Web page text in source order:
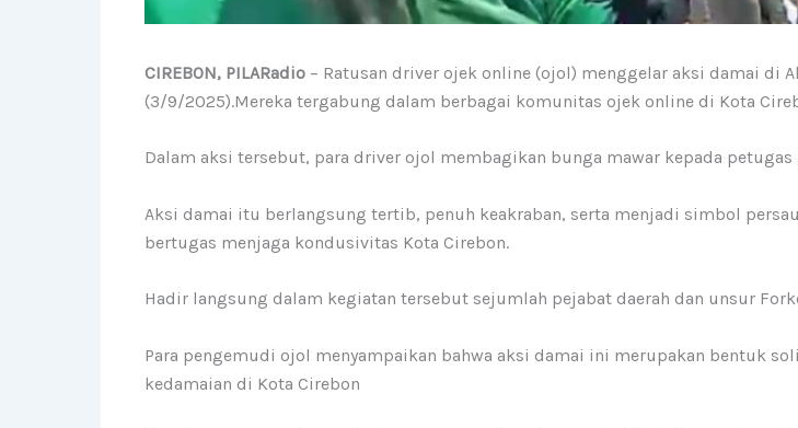
CIREBON, PILARadio – Ratusan driver ojek online (ojol) menggelar aksi damai di
(3/9/2025).Mereka tergabung dalam berbagai komunitas ojek online di Kota
Dalam aksi tersebut, para driver ojol membagikan bunga mawar kepada petugas
Aksi damai itu berlangsung tertib, penuh keakraban, serta menjadi simbol
bertugas menjaga kondusivitas Kota Cirebon.
Hadir langsung dalam kegiatan tersebut sejumlah pejabat daerah dan unsur
Para pengemudi ojol menyampaikan bahwa aksi damai ini merupakan bentuk
kedamaian di Kota Cirebon